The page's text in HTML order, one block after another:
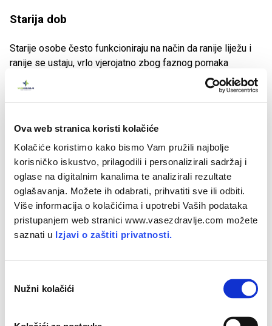
Ova web stranica koristi kolačiće
Kolačiće koristimo kako bismo Vam pružili najbolje
korisničko iskustvo, prilagodili i personalizirali sadržaj i
oglase na digitalnim kanalima te analizirali rezultate
oglašavanja. Možete ih odabrati, prihvatiti sve ili odbiti.
Više informacija o kolačićima i upotrebi Vaših podataka
pristupanjem web stranici www.vasezdravlje.com možete
saznati u Izjavi o zaštiti privatnosti.
Nužni kolačići
Starija dob
Starije osobe često funkcioniraju na način da ranije liježu i
ranije se ustaju, vrlo vjerojatno zbog faznog pomaka
cirkadijalnog sata koji je usko vezan uz
melatonin(proizvod
žlijezde u mozgu koja se zove epifiza).
se nastavljaju ustajati rano i na taj način se depriviraju snom,
zbog čega su često pospani i moraju spavati tijekom dana.
Što je nesanica ili insomnija?
Nesanica ili insomnija se može definirati kaonedovoljno ili
nekvalitetno spavanje, što razlikujemo od zdravog
30 do 45 posto odraslih osoba,
nego u